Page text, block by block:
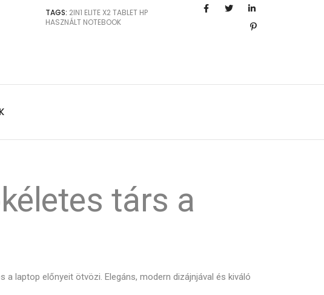
TAGS: 2IN1 ELITE X2TABLET HP
HASZNÁLT NOTEBOOK
társ a
laptop előnyeit ötvözi. Elegáns, modern dizájnjával és kiváló